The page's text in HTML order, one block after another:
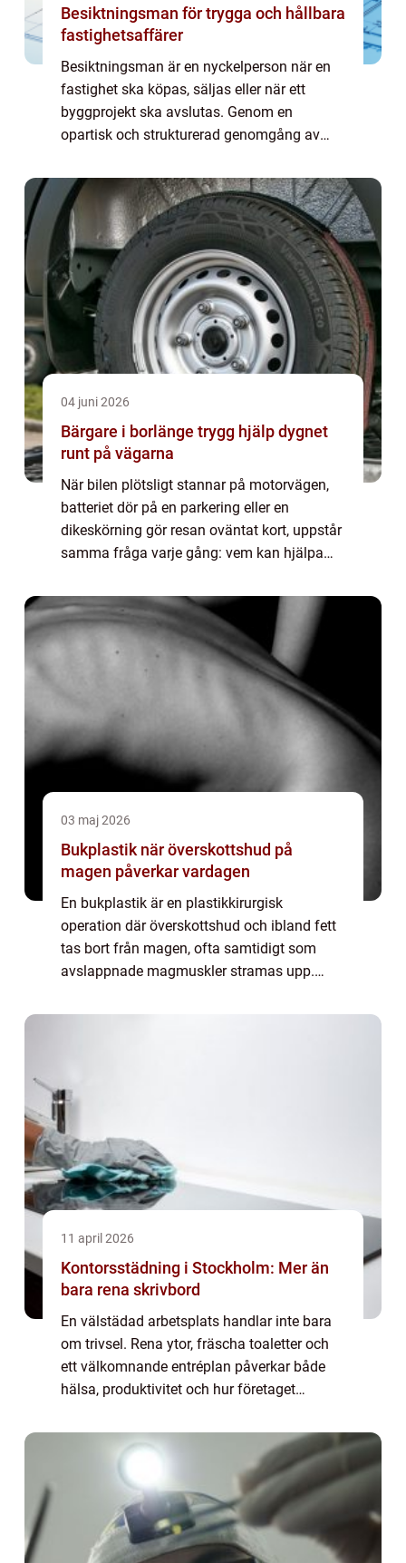
Besiktningsman för trygga och hållbara
fastighetsaffärer
Besiktningsman är en nyckelperson när en
fastighet ska köpas, säljas eller när ett
byggprojekt ska avslutas. Genom en
opartisk och strukturerad genomgång av
besiktningsman till att synliggöra fel, risker
och behov av åtgär...
04 juni 2026
Bärgare i borlänge trygg hjälp dygnet
runt på vägarna
När bilen plötsligt stannar på motorvägen,
batteriet dör på en parkering eller en
dikeskörning gör resan oväntat kort, uppstår
samma fråga varje gång: vem kan hjälpa
valet av bärgare Borlänge stor betydelse...
03 maj 2026
Bukplastik när överskottshud på
magen påverkar vardagen
En bukplastik är en plastikkirurgisk
operation där överskottshud och ibland fett
tas bort från magen, ofta samtidigt som
avslappnade magmuskler stramas upp.
skapa en fastare buk när hud och vävnad
11 april 2026
Kontorsstädning i Stockholm: Mer än
bara rena skrivbord
En välstädad arbetsplats handlar inte bara
om trivsel. Rena ytor, fräscha toaletter och
ett välkomnande entréplan påverkar både
hälsa, produktivitet och hur företaget